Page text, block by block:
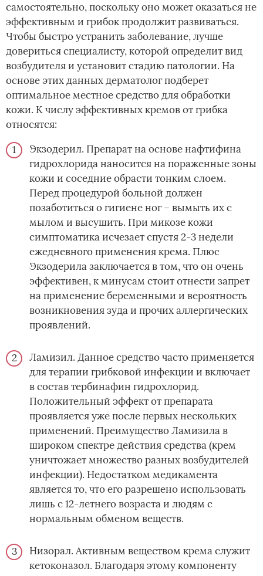
самостоятельно, поскольку оно может оказаться не
эффективным и грибок продолжит развиваться.
Чтобы быстро устранить заболевание, лучше
довериться специалисту, которой определит вид
возбудителя и установит стадию патологии. На
основе этих данных дерматолог подберет
оптимальное местное средство для обработки
кожи. К числу эффективных кремов от грибка
относятся:
Экзодерил. Препарат на основе нафтифина
гидрохлорида наносится на пораженные зоны
кожи и соседние обрасти тонким слоем.
Перед процедурой больной должен
позаботиться о гигиене ног – вымыть их с
мылом и высушить. При микозе кожи
симптоматика исчезает спустя 2-3 недели
ежедневного применения крема. Плюс
Экзодерила заключается в том, что он очень
эффективен, к минусам стоит отнести запрет
на применение беременными и вероятность
возникновения зуда и прочих аллергических
проявлений.
Ламизил. Данное средство часто применяется
для терапии грибковой инфекции и включает
в состав тербинафин гидрохлорид.
Положительный эффект от препарата
проявляется уже после первых нескольких
применений. Преимущество Ламизила в
широком спектре действия средства (крем
уничтожает множество разных возбудителей
инфекции). Недостатком медикамента
является то, что его разрешено использовать
лишь с 12-летнего возраста и людям с
нормальным обменом веществ.
Низорал. Активным веществом крема служит
кетоконазол. Благодаря этому компоненту